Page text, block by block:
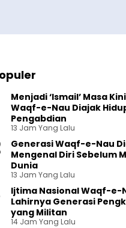
Menjadi ‘Ismail’ Masa
Waqf-e-Nau Diajak
Pengabdian
13 Jam Yang Lalu
Generasi Waqf-e-Nau
Mengenal Diri Sebelum
Dunia
13 Jam Yang Lalu
Ijtima Nasional Waqf-e-
Lahirnya Generasi
yang Militan
14 Jam Yang Lalu